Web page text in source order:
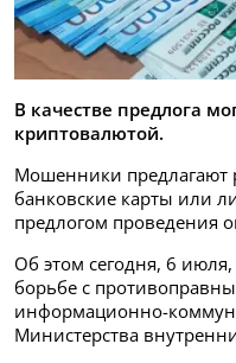
В качестве предлога
криптовалютой.
Мошенники предлагают
банковские карты или
предлогом проведения
Об этом сегодня, 6
борьбе с
информационно-
Министерства